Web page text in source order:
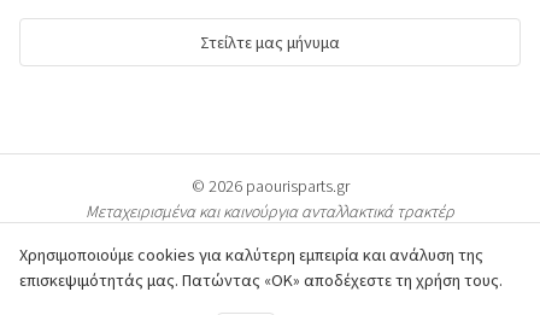
Στείλτε μας μήνυμα
© 2026 paourisparts.gr
Μεταχειρισμένα και καινούργια ανταλλακτικά τρακτέρ
Χρησιμοποιούμε cookies για καλύτερη εμπειρία και ανάλυση της
επισκεψιμότητάς μας. Πατώντας «ΟΚ» αποδέχεστε τη χρήση τους.